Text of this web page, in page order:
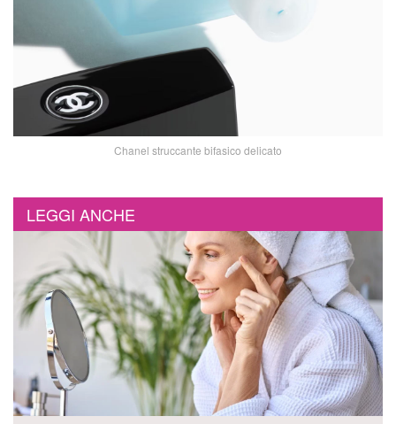
Chanel struccante bifasico delicato
LEGGI ANCHE